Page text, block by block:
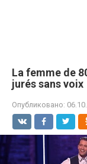
La femme de
jurés sans voix
Опубликовано: